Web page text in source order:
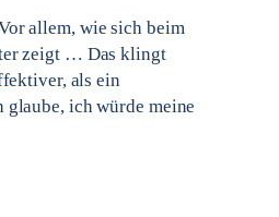
allem, wie sich beim
zeigt … Das klingt
als ein
ich würde meine